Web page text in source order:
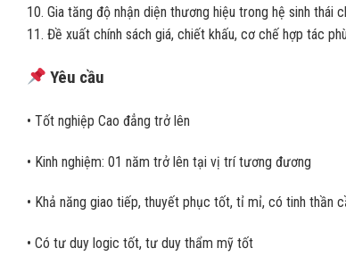
10. Gia tăng độ nhận diện thương hiệu trong hệ sinh thái
11. Đề xuất chính sách giá, chiết khấu, cơ chế hợp tác
Yêu cầu
• Tốt nghiệp Cao đẳng trở lên
• Kinh nghiệm: 01 năm trở lên tại vị trí tương đương
• Khả năng giao tiếp, thuyết phục tốt, tỉ mỉ, có tinh thần
• Có tư duy logic tốt, tư duy thẩm mỹ tốt